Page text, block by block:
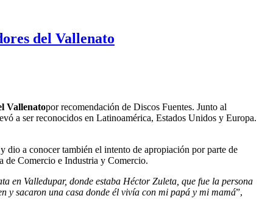
del Vallenato
Vallenatopor recomendación de Discos Fuentes. Junto al
a ser reconocidos en Latinoamérica, Estados Unidos y Europa.
dio a conocer también el intento de apropiación por parte de
de Comercio e Industria y Comercio.
en Valledupar, donde estaba Héctor Zuleta, que fue la persona
y sacaron una casa donde él vivía con mi papá y mi mamá”,